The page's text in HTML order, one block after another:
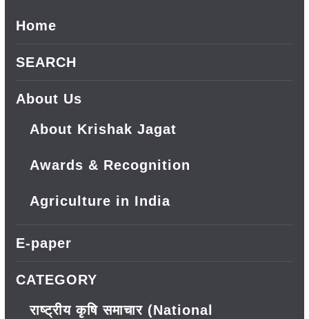
Home
SEARCH
About Us
About Krishak Jagat
Awards & Recognition
Agriculture in India
E-paper
CATEGORY
राष्ट्रीय कृषि समाचार (National